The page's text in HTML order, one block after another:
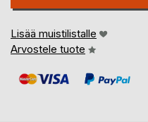
Lisää muistilistalle
Arvostele tuote